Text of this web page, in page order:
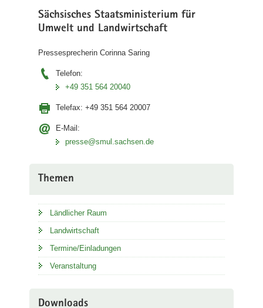
Sächsisches Staatsministerium für
Umwelt und Landwirtschaft
Pressesprecherin Corinna Saring
Telefon:
+49 351 564 20040
Telefax: +49 351 564 20007
E-Mail:
presse@smul.sachsen.de
Themen
Ländlicher Raum
Landwirtschaft
Termine/Einladungen
Veranstaltung
Downloads